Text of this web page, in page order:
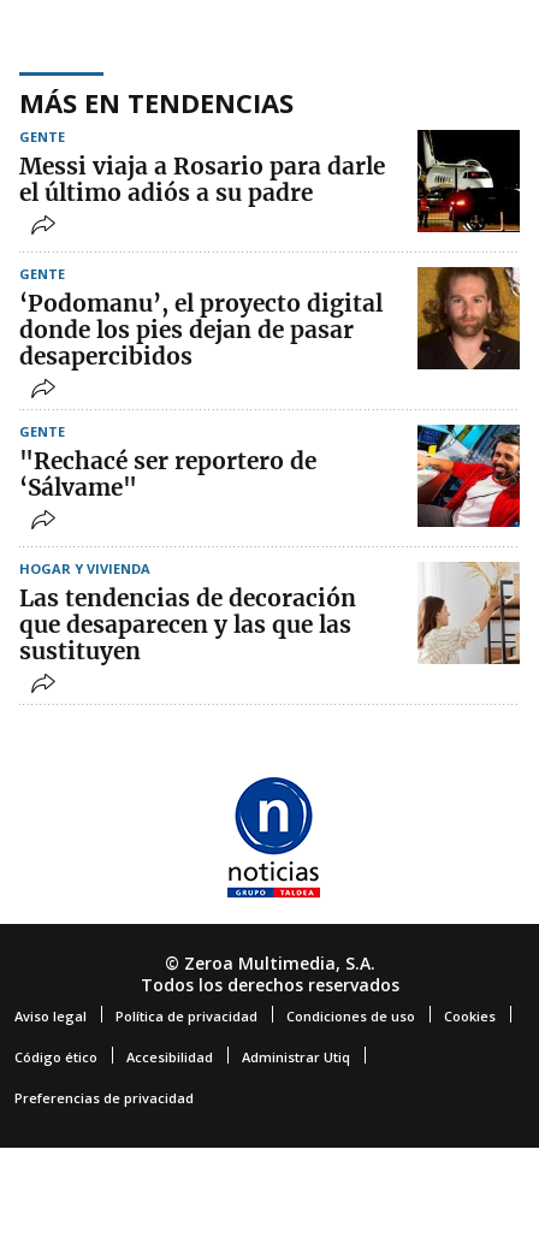
MÁS EN TENDENCIAS
GENTE
Messi viaja a Rosario para darle
el último adiós a su padre
GENTE
‘Podomanu’, el proyecto digital
donde los pies dejan de pasar
desapercibidos
GENTE
"Rechacé ser reportero de
‘Sálvame"
HOGAR Y VIVIENDA
Las tendencias de decoración
que desaparecen y las que las
sustituyen
© Zeroa Multimedia, S.A.
Todos los derechos reservados
Aviso legal Política de privacidad Condiciones de uso Cookies
Código ético Accesibilidad Administrar Utiq
Preferencias de privacidad